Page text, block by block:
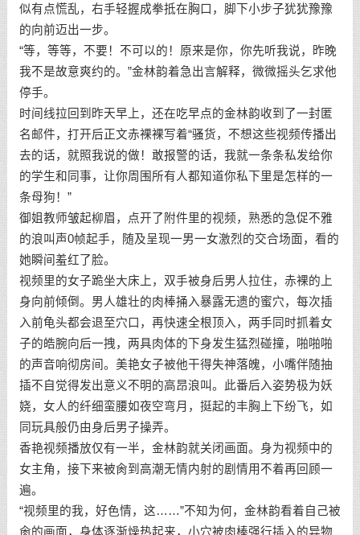
似有点慌乱，右手轻握成拳抵在胸口，脚下小步子犹犹豫豫
的向前迈出一步。
“等，等等，不要！不可以的！原来是你，你先听我说，昨晚
我不是故意爽约的。”金林韵着急出言解释，微微摇头乞求他
停手。
时间线拉回到昨天早上，还在吃早点的金林韵收到了一封匿
名邮件，打开后正文赤裸裸写着“骚货，不想这些视频传播出
去的话，就照我说的做！敢报警的话，我就一条条私发给你
的学生和同事，让你周围所有人都知道你私下里是怎样的一
条母狗！”
御姐教师皱起柳眉，点开了附件里的视频，熟悉的急促不雅
的浪叫声0帧起手，随及呈现一男一女激烈的交合场面，看的
她瞬间羞红了脸。
视频里的女子跪坐大床上，双手被身后男人拉住，赤裸的上
身向前倾倒。男人雄壮的肉棒捅入暴露无遗的蜜穴，每次插
入前龟头都会退至穴口，再快速全根顶入，两手同时抓着女
子的皓腕向后一拽，两具肉体的下身发生猛烈碰撞，啪啪啪
的声音响彻房间。美艳女子被他干得失神落魄，小嘴伴随抽
插不自觉得发出意义不明的高昂浪叫。此番后入姿势极为妖
娆，女人的纤细蛮腰如夜空弯月，挺起的丰胸上下纷飞，如
同玩具般仍由身后男子操弄。
香艳视频播放仅有一半，金林韵就关闭画面。身为视频中的
女主角，接下来被肏到高潮无情内射的剧情用不着再回顾一
遍。
“视频里的我，好色情，这……”不知为何，金林韵看着自己被
肏的画面，身体逐渐燥热起来，小穴被肉棒强行插入的异物